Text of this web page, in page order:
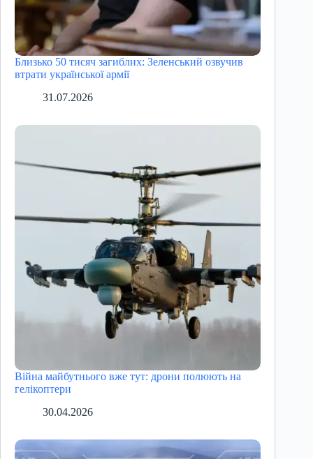
Близько 50 тисяч загиблих: Зеленський озвучив
втрати української армії
31.07.2026
Війна майбутнього вже тут: дрони полюють на
гелікоптери
30.04.2026